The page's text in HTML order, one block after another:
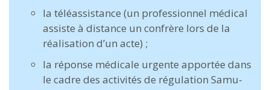
la téléassistance (un professionnel médical
assiste à distance un confrère lors de la
réalisation d’un acte) ;
la réponse médicale urgente apportée dans
le cadre des activités de régulation Samu-